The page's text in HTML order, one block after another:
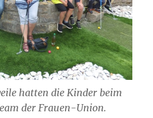
hatten die Kinder beim
der Frauen-Union.